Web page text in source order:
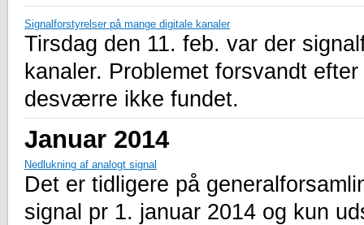
Signalforstyrelser på mange digitale kanaler
Tirsdag den 11. feb. var der
kanaler. Problemet forsvandt
desværre ikke fundet.
Januar 2014
Nedlukning af analogt signal
Det er tidligere på
signal pr 1. januar 2014 og kun